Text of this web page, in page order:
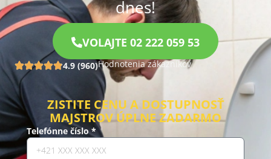
dnes!
VOLAJTE 02 222 059 53
4.9 (960)Hodnotenia zákazníkov
ZISTITE CENU A DOSTUPNOSŤ
MAJSTROV ÚPLNE ZADARMO
Telefónne číslo *